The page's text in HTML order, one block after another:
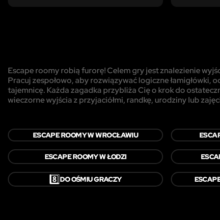
Escape roomy robią furorę! Celem gry jest znalezienie
Pracuj zespołowo, aby rozwiązywać logiczne łamigłówki,
tajemnicę. Każda zagadka przybliża Cię o krok do
wieczorne wyjścia z przyjaciółmi, randkę, urodziny lub
ESCAPE ROOMY W WROCŁAWIU
ESCAPE ROOMY W ŁODZI
8️⃣DO OŚMIU GRACZY